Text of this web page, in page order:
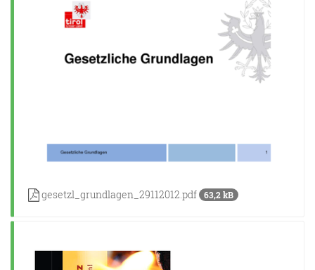
gesetzl_grundlagen_29112012.pdf 63,2 kB